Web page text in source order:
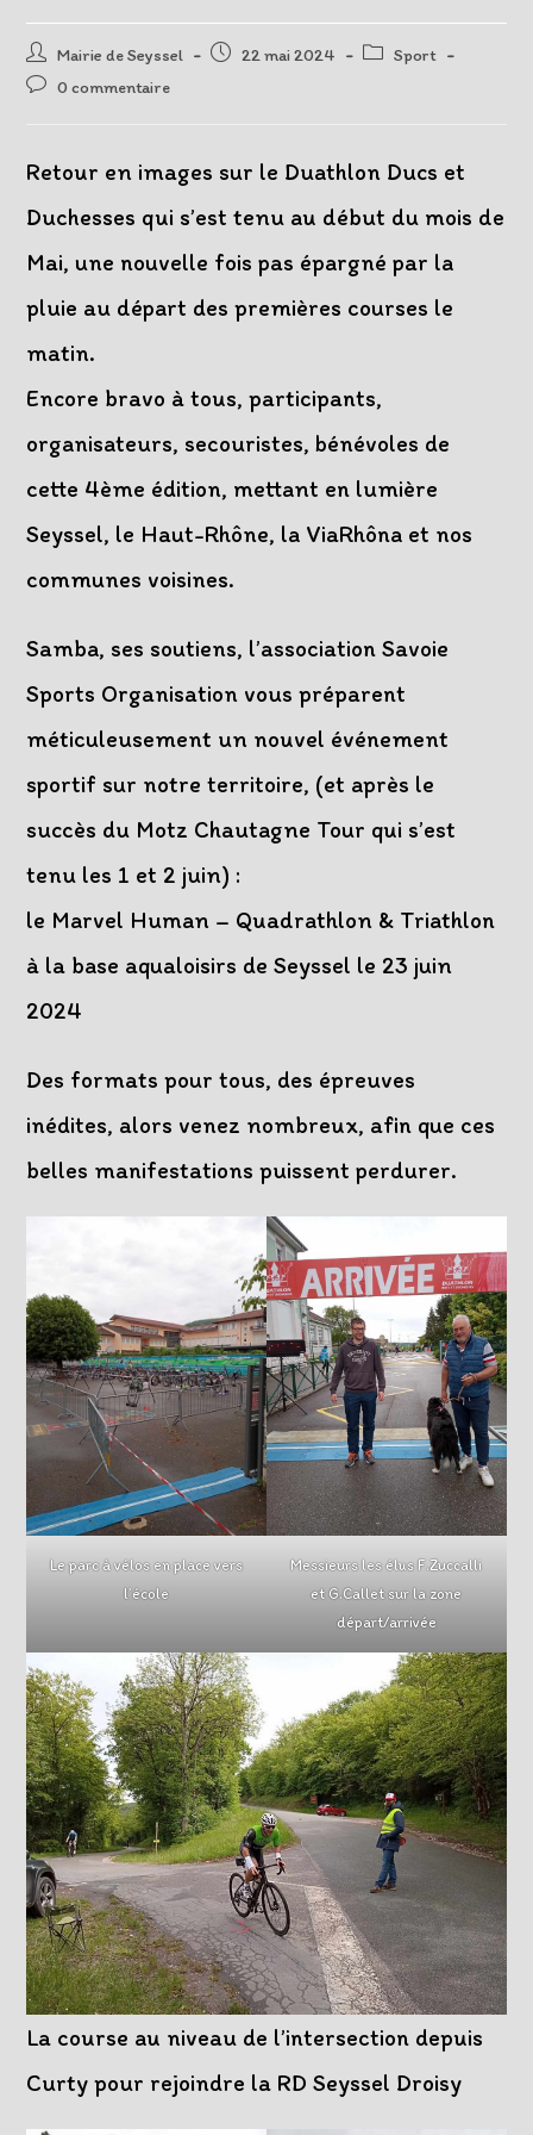
Auteur/autrice
de
Mairie de Seyssel
Post22 mai 2024
PostSport
Post0 commentaire
Retour en images sur le Duathlon Ducs et
Duchesses qui s’est tenu au début du mois de
Mai, une nouvelle fois pas épargné par la
pluie au départ des premières courses le
matin.
Encore bravo à tous, participants,
organisateurs, secouristes, bénévoles de
cette 4ème édition, mettant en lumière
Seyssel, le Haut-Rhône, la ViaRhôna et nos
communes voisines.
Samba, ses soutiens, l’association Savoie
Sports Organisation vous préparent
méticuleusement un nouvel événement
sportif sur notre territoire, (et après le
succès du Motz Chautagne Tour qui s’est
tenu les 1 et 2 juin) :
le Marvel Human – Quadrathlon & Triathlon
à la base aqualoisirs de Seyssel le 23 juin
2024
Des formats pour tous, des épreuves
inédites, alors venez nombreux, afin que ces
belles manifestations puissent perdurer.
Le parc à vélos en place vers
l’école
Messieurs les élus F.Zuccalli
et G.Callet sur la zone
départ/arrivée
La course au niveau de l’intersection depuis
Curty pour rejoindre la RD Seyssel Droisy